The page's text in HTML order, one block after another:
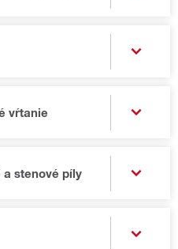
vŕtanie
a stenové píly